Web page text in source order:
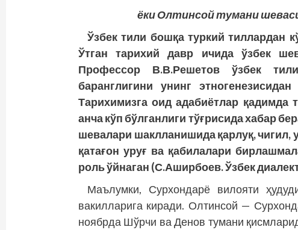
ёки Олтинсой тумани
Ўзбек тили бошқа туркий тиллардан
Ўтган тарихий давр ичида ўзбек
Профессор В.В.Решетов ўзбек
баранглигини унинг
Тарихимизга оид адабиётлар қадимда
анча кўп бўлганлиги тўғрисида хабар
шевалари шаклланишида қарлуқ, чигил,
қатағон уруғ ва қабилалари
роль ўйнаган (С.Аширбоев. Ўзбек
Маълумки, Сурхондарё вилояти
вакилларига киради. Олтинсой —
ноябрда Шўрчи ва Денов тумани